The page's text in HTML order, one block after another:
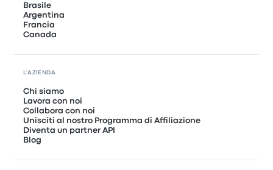
Brasile
Argentina
Francia
Canada
L'AZIENDA
Chi siamo
Lavora con noi
Collabora con noi
Unisciti al nostro Programma di Affiliazione
Diventa un partner API
Blog